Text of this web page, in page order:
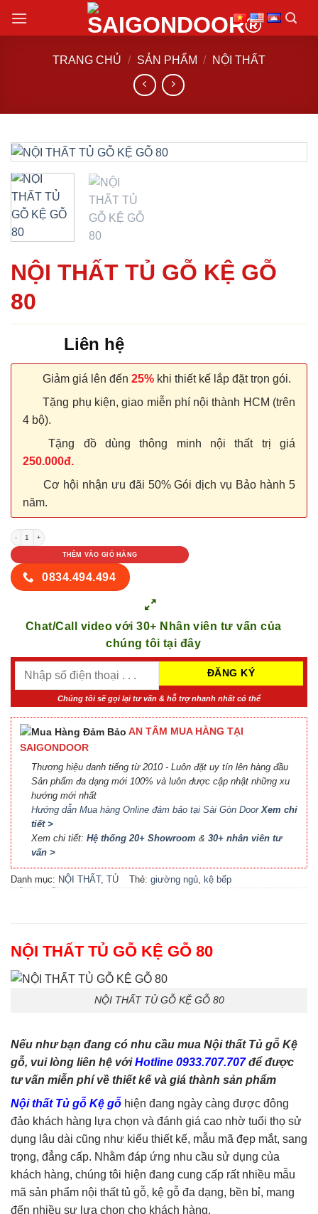
đến
TRANG CHỦ / SẢN PHẨM / NỘI THẤT
NỘI THẤT TỦ GỖ KỆ GỖ
80
Liên hệ
Giảm giá lên đến 25% khi thiết kế lắp đặt trọn gói.
Tặng phụ kiện, giao miễn phí nội thành HCM (trên
4 bộ).
Tặng đồ dùng thông minh nội thất trị giá
250.000đ.
Cơ hội nhận ưu đãi 50% Gói dịch vụ Bảo hành 5
năm.
NỘI THẤT TỦ GỖ KỆ GỖ 80 số lượng
THÊM VÀO GIỎ HÀNG
0834.494.494
Chat/Call video với 30+ Nhân viên tư vấn của
chúng tôi tại đây
Chúng tôi sẽ gọi lại tư vấn & hỗ trợ nhanh nhất có thể
AN TÂM MUA HÀNG TẠI
SAIGONDOOR
Thương hiệu danh tiếng từ 2010 - Luôn đặt uy tín lên hàng đầu
Sản phẩm đa dạng mới 100% và luôn được cập nhật những xu
hướng mới nhất
Hướng dẫn Mua hàng Online đảm bảo tại Sài Gòn DoorXem chi
tiết >
Xem chi tiết: Hệ thống 20+ Showroom & 30+ nhân viên tư
vấn >
Danh mục: NỘI THẤT, TỦ
Thẻ:giường ngủ, kệ bếp
bếp,tủ bếp đẹp ,tủ gỗ
tivi
NỘI THẤT TỦ GỖ KỆ GỖ 80
NỘI THẤT TỦ GỖ KỆ GỖ 80
Nếu như bạn đang có nhu cầu mua Nội thất Tủ gỗ Kệ
gỗ, vui lòng liên hệ vớiHotline 0933.707.707để được
tư vấn miễn phí về thiết kế và giá thành sản phẩm
Nội thất Tủ gỗ Kệ gỗ hiện đang ngày càng được đông
đảo khách hàng lựa chọn và đánh giá cao nhờ tuổi thọ sử
dụng lâu dài cũng như kiểu thiết kế, mẫu mã đẹp mắt, sang
trọng, đẳng cấp. Nhằm đáp ứng nhu cầu sử dụng của
khách hàng, chúng tôi hiện đang cung cấp rất nhiều mẫu
mã sản phẩm nội thất tủ gỗ, kệ gỗ đa dạng, bền bỉ, mang
đến nhiều sự lựa chọn cho khách hàng.